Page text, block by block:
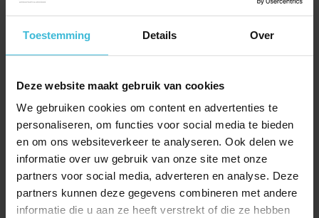
Toestemming Details Over
Deze website maakt gebruik van cookies
We gebruiken cookies om content en advertenties te
personaliseren, om functies voor social media te bieden
en om ons websiteverkeer te analyseren. Ook delen we
informatie over uw gebruik van onze site met onze
partners voor social media, adverteren en analyse. Deze
partners kunnen deze gegevens combineren met andere
informatie die u aan ze heeft verstrekt of die ze hebben
Wat valt onder de ARBO-
voorziening
Door de coronacrisis wordt er veelal vanuit huis gewerkt.
Als werkgever kun je ARBO-voorzieningen onbelast aan je
werknemers vergoeden. Denk hierbij aan een
bureaustoel of bureau voor de thuiswerkplek. Hoe zit het
als je een luxere versie wilt verstrekken? Mag dit ook
onbelast en/of mag je een eigen bijdragen vragen?Lees verder